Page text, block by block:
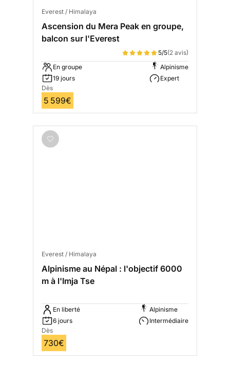
Everest / Himalaya
Ascension du Mera Peak en groupe,
balcon sur l'Everest
5/5(2 avis)
En groupe
19 jours
Alpinisme
Expert
Dès
5 599€
Everest / Himalaya
Alpinisme au Népal : l'objectif 6000
m à l'Imja Tse
En liberté
6 jours
Alpinisme
Intermédiaire
Dès
730€